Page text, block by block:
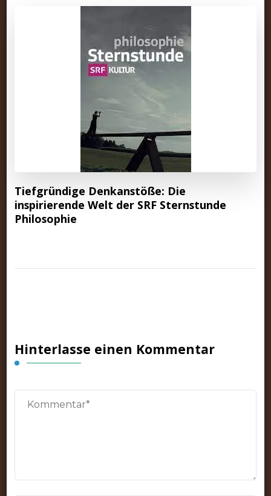
Tiefgründige Denkanstöße: Die
inspirierende Welt der SRF Sternstunde
Philosophie
Hinterlasse einen Kommentar